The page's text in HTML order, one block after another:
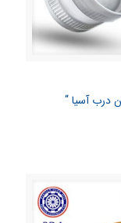
درب آسیا “